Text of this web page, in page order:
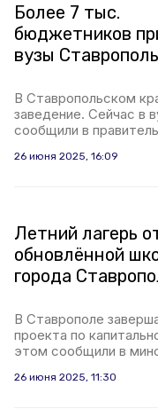
Более 7 тыс.
бюджетников
вузы
В Ставропольском
заведение. Сейчас в
сообщили в
26 июня 2025, 16:09
Летний лагерь
обновлённой
города
В Ставрополе
проекта по
этом сообщили в
26 июня 2025, 11:30